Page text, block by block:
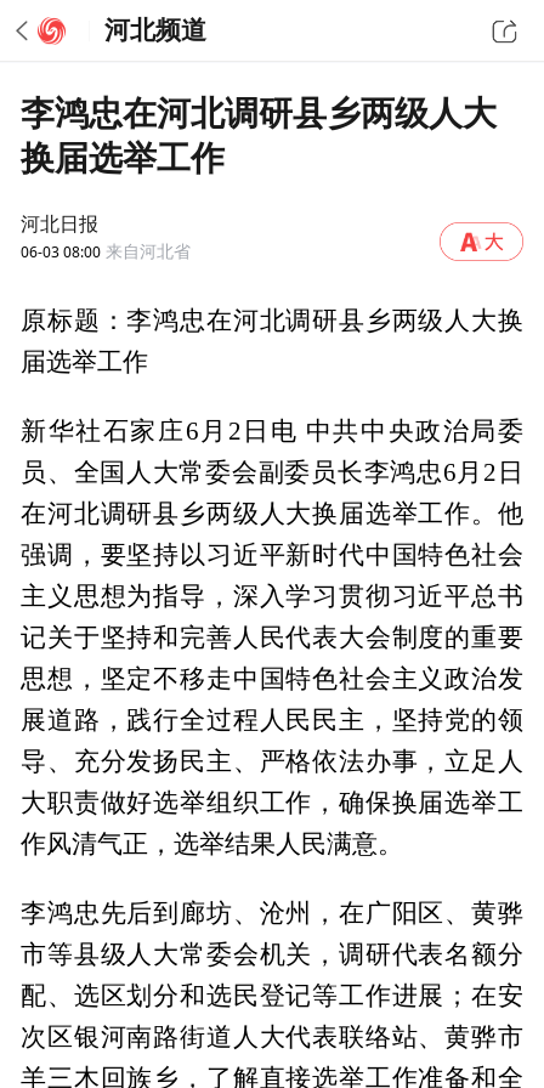
河北频道
李鸿忠在河北调研县乡两级人大
换届选举工作
河北日报
06-03 08:00 来自河北省
原标题：李鸿忠在河北调研县乡两级人大换
届选举工作
新华社石家庄6月2日电 中共中央政治局委
员、全国人大常委会副委员长李鸿忠6月2日
在河北调研县乡两级人大换届选举工作。他
强调，要坚持以习近平新时代中国特色社会
主义思想为指导，深入学习贯彻习近平总书
记关于坚持和完善人民代表大会制度的重要
思想，坚定不移走中国特色社会主义政治发
展道路，践行全过程人民民主，坚持党的领
导、充分发扬民主、严格依法办事，立足人
大职责做好选举组织工作，确保换届选举工
作风清气正，选举结果人民满意。
李鸿忠先后到廊坊、沧州，在广阳区、黄骅
市等县级人大常委会机关，调研代表名额分
配、选区划分和选民登记等工作进展；在安
次区银河南路街道人大代表联络站、黄骅市
羊三木回族乡，了解直接选举工作准备和全